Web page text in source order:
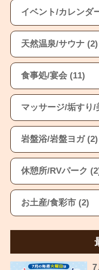
イベント/カレンダ
天然温泉/サウナ (2)
食事処/宴会 (11)
マッサージ/垢すり/
岩盤浴/岩盤ヨガ (2)
休憩所/RVパーク
お土産/食彩市 (2)
7